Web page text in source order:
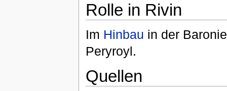
Rolle in Rivin
Im Hinbau in der
Peryroyl.
Quellen